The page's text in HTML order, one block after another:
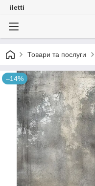
iletti
Товари та послуги
–14%